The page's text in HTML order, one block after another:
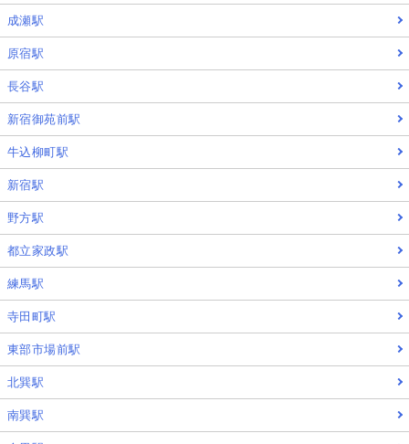
成瀬駅
原宿駅
長谷駅
新宿御苑前駅
牛込柳町駅
新宿駅
野方駅
都立家政駅
練馬駅
寺田町駅
東部市場前駅
北巽駅
南巽駅